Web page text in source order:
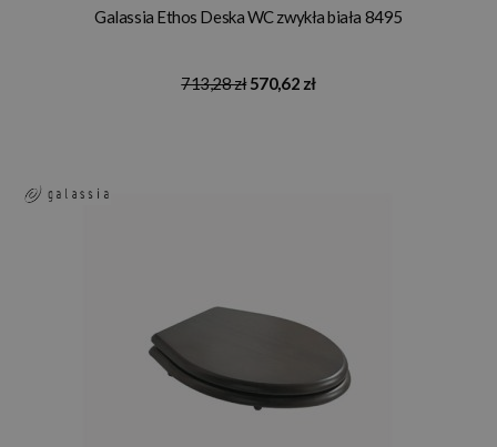
Galassia Ethos Deska WC zwykła biała 8495
713,28 zł 570,62 zł